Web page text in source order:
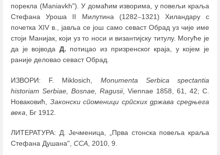
порекла (Maniavkh"). У домаћим изворима, у повељи краља
Стефана Уроша II Милутина (1282–1321) Хиландару с
почетка ХIV в., јавља се још само севаст Обрад уз чије име
стоји Манијак, који уз то носи и византијску титулу. Могуће је
да је војвода Д. потицао из призренског краја, у којем је
раније деловао севаст Обрад.
ИЗВОРИ: F. Miklosich, Monumenta Serbica spectantia
historiam Serbiae, Bosnae, Ragusii, Viennae 1858, 61, 42; С.
Новаковић, Законски споменици српских држава средњега
века , Бг 1912.
ЛИТЕРАТУРА: Д. Јечменица, „Прва стонска повеља краља
Стефана Душана", ССА , 2010, 9.